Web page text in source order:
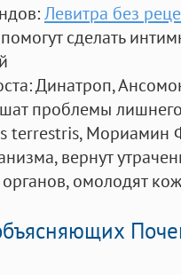
Левитра без
сделать
: Динатроп,
проблемы
terrestris, Мориамин
вернут
омолодят